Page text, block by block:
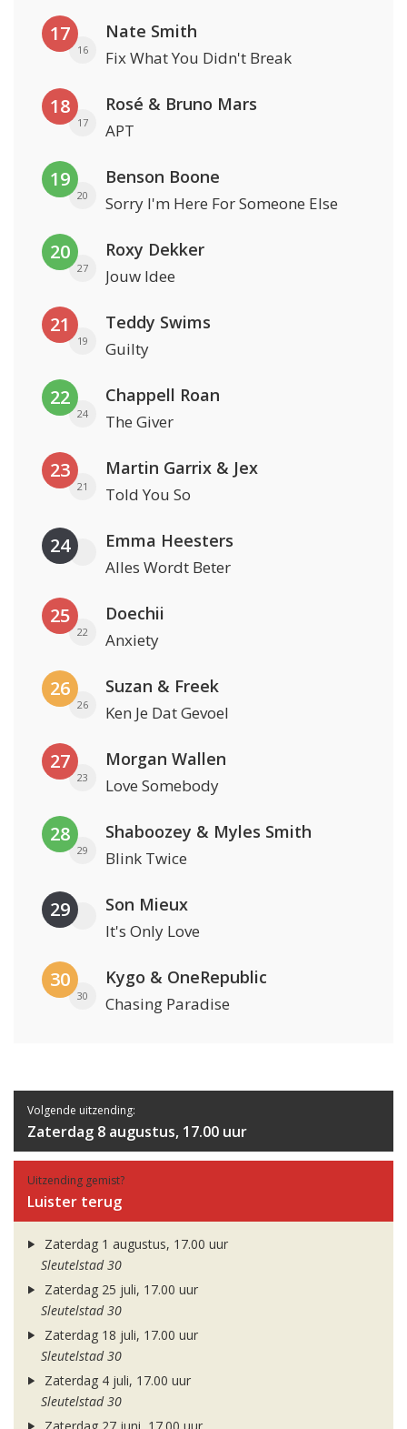
17
16
Nate Smith
Fix What You Didn't Break
18
17
Rosé & Bruno Mars
APT
19
20
Benson Boone
Sorry I'm Here For Someone Else
20
27
Roxy Dekker
Jouw Idee
21
19
Teddy Swims
Guilty
22
24
Chappell Roan
The Giver
23
21
Martin Garrix & Jex
Told You So
24 Emma Heesters
Alles Wordt Beter
25
22
Doechii
Anxiety
26
26
Suzan & Freek
Ken Je Dat Gevoel
27
23
Morgan Wallen
Love Somebody
28
29
Shaboozey & Myles Smith
Blink Twice
29 Son Mieux
It's Only Love
30
30
Kygo & OneRepublic
Chasing Paradise
Volgende uitzending:
Zaterdag 8 augustus, 17.00 uur
Uitzending gemist?
Luister terug
Zaterdag 1 augustus, 17.00 uur
Sleutelstad 30
Zaterdag 25 juli, 17.00 uur
Sleutelstad 30
Zaterdag 18 juli, 17.00 uur
Sleutelstad 30
Zaterdag 4 juli, 17.00 uur
Sleutelstad 30